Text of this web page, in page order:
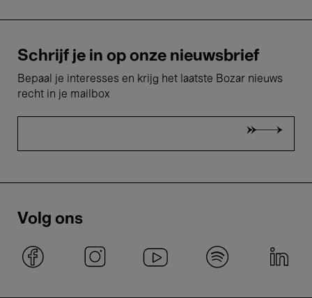
Schrijf je in op onze nieuwsbrief
Bepaal je interesses en krijg het laatste Bozar nieuws
recht in je mailbox
Volg ons